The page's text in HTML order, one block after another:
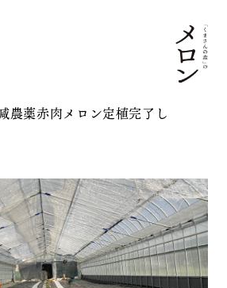
農薬赤肉メロン定植完了し